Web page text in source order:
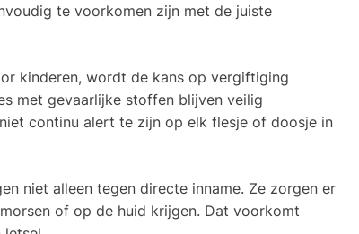
te voorkomen zijn met de juiste
kinderen, wordt de kans op vergiftiging
met gevaarlijke stoffen blijven veilig
continu alert te zijn op elk flesje of doosje in
niet alleen tegen directe inname. Ze zorgen er
of op de huid krijgen. Dat voorkomt